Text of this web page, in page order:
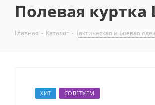
Полевая
Главная - Каталог - Тактическая и Боевая
ХИТ СОВЕТУЕМ